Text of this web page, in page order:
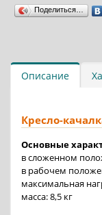
Поделиться…
Описание
Кресло-
Основные
в сложенном
в рабочем
максимальная
масса: 8,5 кг